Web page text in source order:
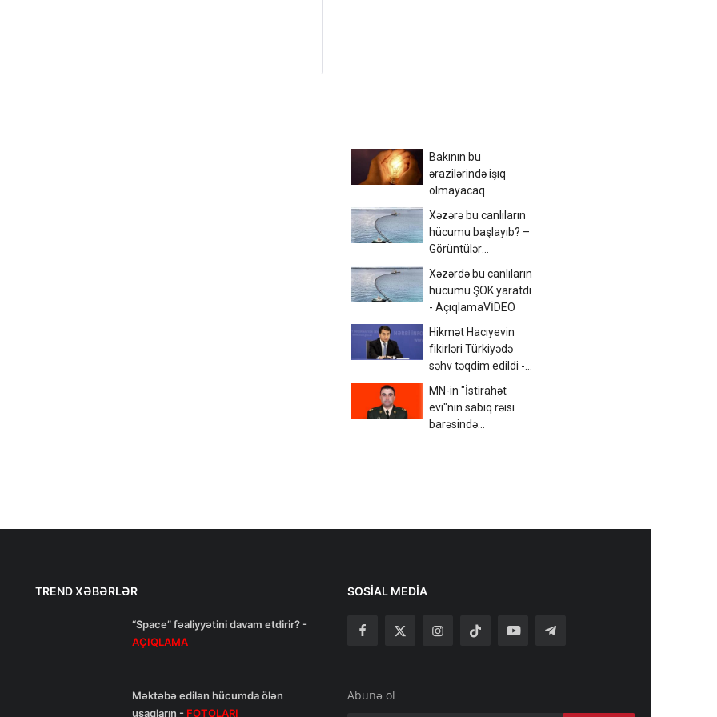
Bakının bu
ərazilərində işıq
olmayacaq
Xəzərə bu canlıların
hücumu başlayıb? –
Görüntülər
Xəzərdə bu canlıların
hücumu ŞOK yaratdı
- AçıqlamaVİDEO
Hikmət Hacıyevin
fikirləri Türkiyədə
səhv təqdim edildi -
MN-in "İstirahət
evi"nin sabiq rəisi
barəsində
TREND XƏBƏRLƏR
“Space” fəaliyyətini davam etdirir? -
AÇIQLAMA
Məktəbə edilən hücumda ölən
uşaqların - FOTOLARI
SOSIAL MEDIA
Abunə ol